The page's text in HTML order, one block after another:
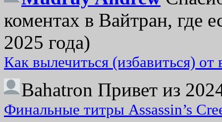
коментах в Вайтран, где
2025 года)
Как вылечиться (избавиться)
Bahatron Привет из
Финальные титры Assassin’s